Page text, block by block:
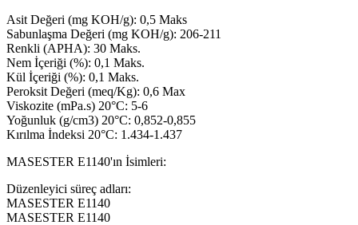
Asit Değeri (mg KOH/g): 0,5 Maks
Sabunlaşma Değeri (mg KOH/g): 206-211
Renkli (APHA): 30 Maks.
Nem İçeriği (%): 0,1 Maks.
Kül İçeriği (%): 0,1 Maks.
Peroksit Değeri (meq/Kg): 0,6 Max
Viskozite (mPa.s) 20°C: 5-6
Yoğunluk (g/cm3) 20°C: 0,852-0,855
Kırılma İndeksi 20°C: 1.434-1.437
MASESTER E1140'ın İsimleri:
Düzenleyici süreç adları:
MASESTER E1140
MASESTER E1140